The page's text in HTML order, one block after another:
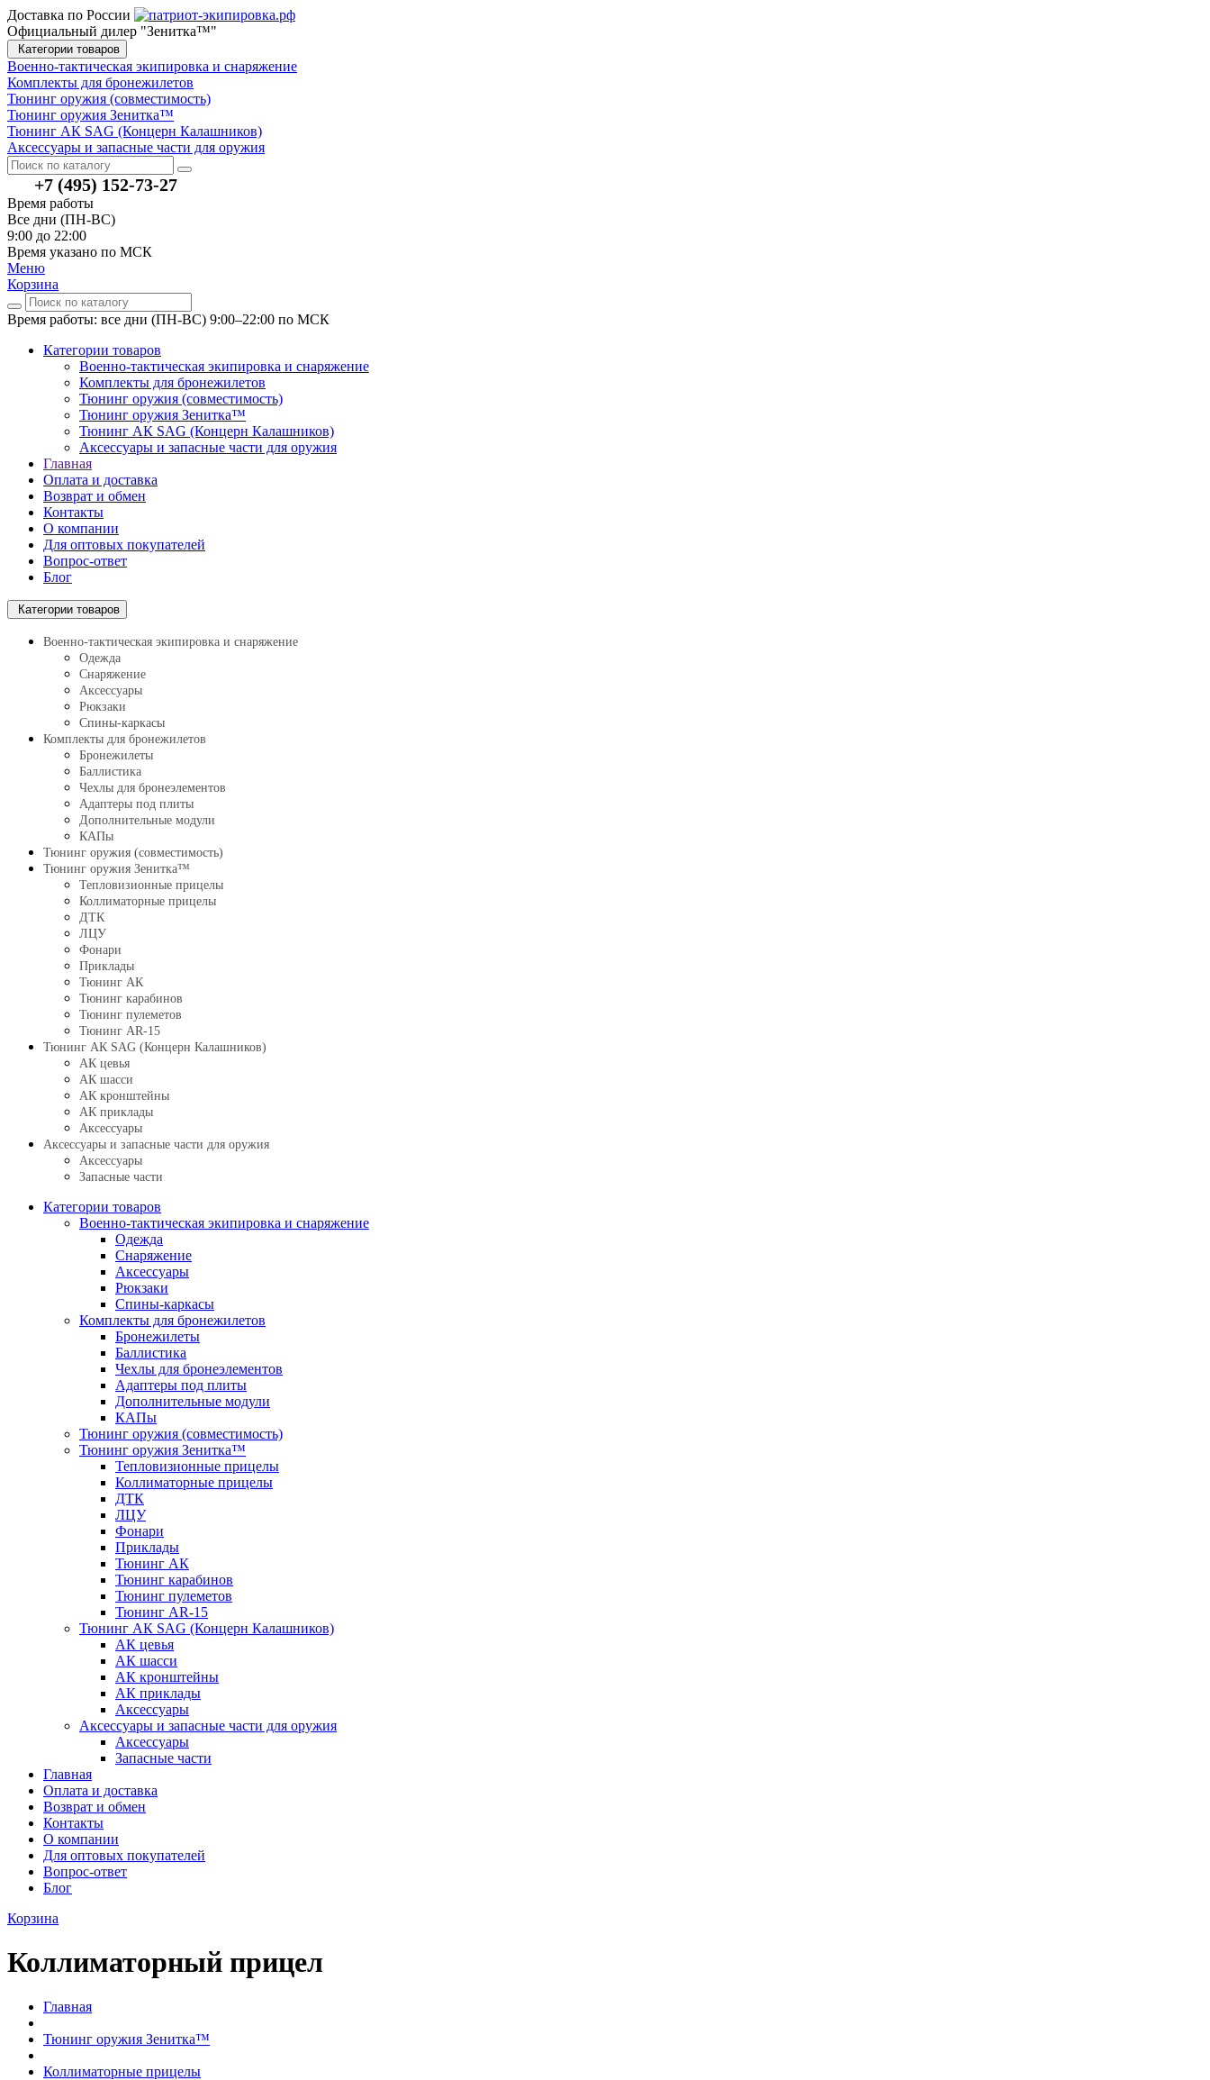
Доставка по России
Официальный дилер "Зенитка™"
Категории товаров
Военно-тактическая экипировка и снаряжение
Комплекты для бронежилетов
Тюнинг оружия (совместимость)
Тюнинг оружия Зенитка™
Тюнинг АК SAG (Концерн Калашников)
Аксессуары и запасные части для оружия
+7 (495) 152-73-27
Время работы
Все дни (ПН-ВС)
9:00 до 22:00
Время указано по МСК
Меню
Корзина
Время работы: все дни (ПН-ВС) 9:00–22:00 по МСК
Категории товаров
Военно-тактическая экипировка и снаряжение
Комплекты для бронежилетов
Тюнинг оружия (совместимость)
Тюнинг оружия Зенитка™
Тюнинг АК SAG (Концерн Калашников)
Аксессуары и запасные части для оружия
Главная
Оплата и доставка
Возврат и обмен
Контакты
О компании
Для оптовых покупателей
Вопрос-ответ
Блог
Категории товаров
Военно-тактическая экипировка и снаряжение
Одежда
Снаряжение
Аксессуары
Рюкзаки
Спины-каркасы
Комплекты для бронежилетов
Бронежилеты
Баллистика
Чехлы для бронеэлементов
Адаптеры под плиты
Дополнительные модули
КАПы
Тюнинг оружия (совместимость)
Тюнинг оружия Зенитка™
Тепловизионные прицелы
Коллиматорные прицелы
ДТК
ЛЦУ
Фонари
Приклады
Тюнинг АК
Тюнинг карабинов
Тюнинг пулеметов
Тюнинг AR-15
Тюнинг АК SAG (Концерн Калашников)
АК цевья
АК шасси
АК кронштейны
АК приклады
Аксессуары
Аксессуары и запасные части для оружия
Аксессуары
Запасные части
Категории товаров
Военно-тактическая экипировка и снаряжение
Одежда
Снаряжение
Аксессуары
Рюкзаки
Спины-каркасы
Комплекты для бронежилетов
Бронежилеты
Баллистика
Чехлы для бронеэлементов
Адаптеры под плиты
Дополнительные модули
КАПы
Тюнинг оружия (совместимость)
Тюнинг оружия Зенитка™
Тепловизионные прицелы
Коллиматорные прицелы
ДТК
ЛЦУ
Фонари
Приклады
Тюнинг АК
Тюнинг карабинов
Тюнинг пулеметов
Тюнинг AR-15
Тюнинг АК SAG (Концерн Калашников)
АК цевья
АК шасси
АК кронштейны
АК приклады
Аксессуары
Аксессуары и запасные части для оружия
Аксессуары
Запасные части
Главная
Оплата и доставка
Возврат и обмен
Контакты
О компании
Для оптовых покупателей
Вопрос-ответ
Блог
Корзина
Коллиматорный прицел
Главная
Тюнинг оружия Зенитка™
Коллиматорные прицелы